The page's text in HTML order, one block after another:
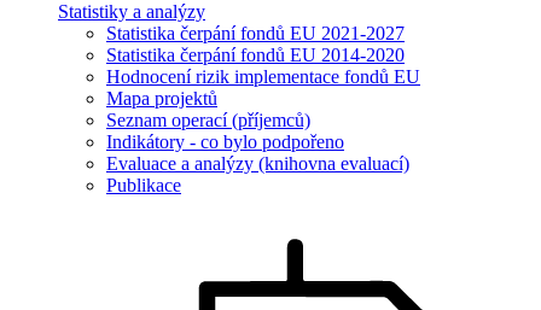
Statistiky a analýzy
Statistika čerpání fondů EU 2021-2027
Statistika čerpání fondů EU 2014-2020
Hodnocení rizik implementace fondů EU
Mapa projektů
Seznam operací (příjemců)
Indikátory - co bylo podpořeno
Evaluace a analýzy (knihovna evaluací)
Publikace